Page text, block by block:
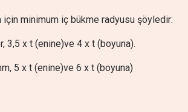
için minimum iç bükme radyusu şöyledir:
3,5 x t (enine)ve 4 x t (boyuna).
5 x t (enine)ve 6 x t (boyuna)